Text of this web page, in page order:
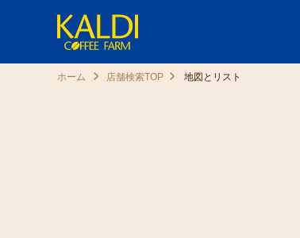
ホーム 店舗検索TOP 地図とリスト